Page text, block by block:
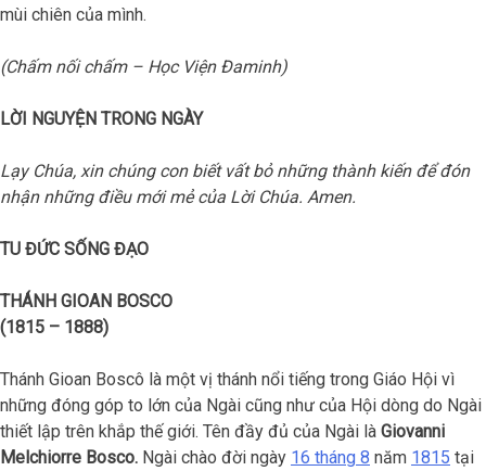
mùi chiên của mình.
(Chấm nối chấm – Học Viện Đaminh)
LỜI NGUYỆN TRONG NGÀY
Lạy Chúa, xin chúng con biết vất bỏ những thành kiến để đón
nhận những điều mới mẻ của Lời Chúa. Amen.
TU ĐỨC SỐNG ĐẠO
THÁNH GIOAN BOSCO
(1815 – 1888)
Thánh Gioan Boscô là một vị thánh nổi tiếng trong Giáo Hội vì
những đóng góp to lớn của Ngài cũng như của Hội dòng do Ngài
thiết lập trên khắp thế giới. Tên đầy đủ của Ngài là Giovanni
Melchiorre Bosco. Ngài chào đời ngày 16 tháng 8 năm 1815 tại